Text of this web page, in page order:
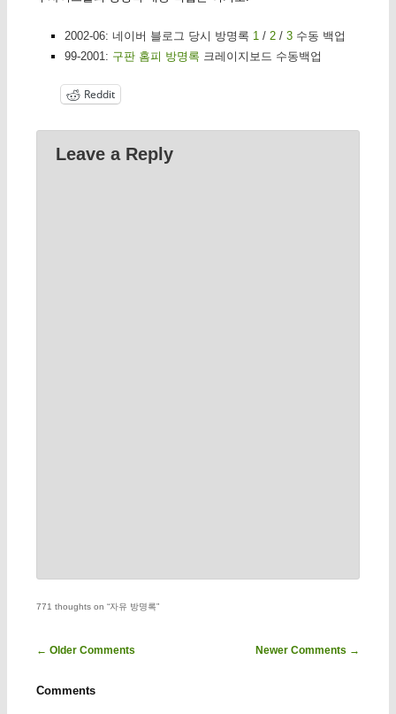
2002-06: 네이버 블로그 당시 방명록 1 /2 /3 수동 백업
99-2001: 구판 홈피 방명록 크레이지보드 수동백업
Reddit
Leave a Reply
771 thoughts on “자유 방명록”
Comment navigation
← Older Comments Newer Comments →
Comments